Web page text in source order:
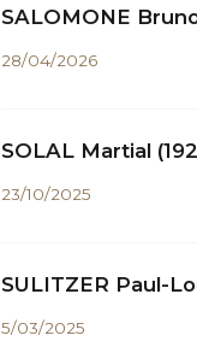
SALOMONE
28/04/2026
SOLAL Martial
23/10/2025
SULITZER Paul-
5/03/2025